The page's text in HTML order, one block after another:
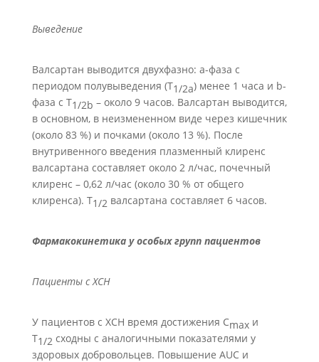
Выведение
Валсартан выводится двухфазно: a-фаза с
периодом полувыведения (Т1/2a) менее 1 часа и b-
фаза с Т1/2b – около 9 часов. Валсартан выводится,
в основном, в неизмененном виде через кишечник
(около 83 %) и почками (около 13 %). После
внутривенного введения плазменный клиренс
валсартана составляет около 2 л/час, почечный
клиренс – 0,62 л/час (около 30 % от общего
клиренса). Т1/2 валсартана составляет 6 часов.
Фармакокинетика у особых групп пациентов
Пациенты с ХСН
У пациентов с ХСН время достижения Сmахи
Т1/2 сходны с аналогичными показателями у
здоровых добровольцев. Повышение AUC и